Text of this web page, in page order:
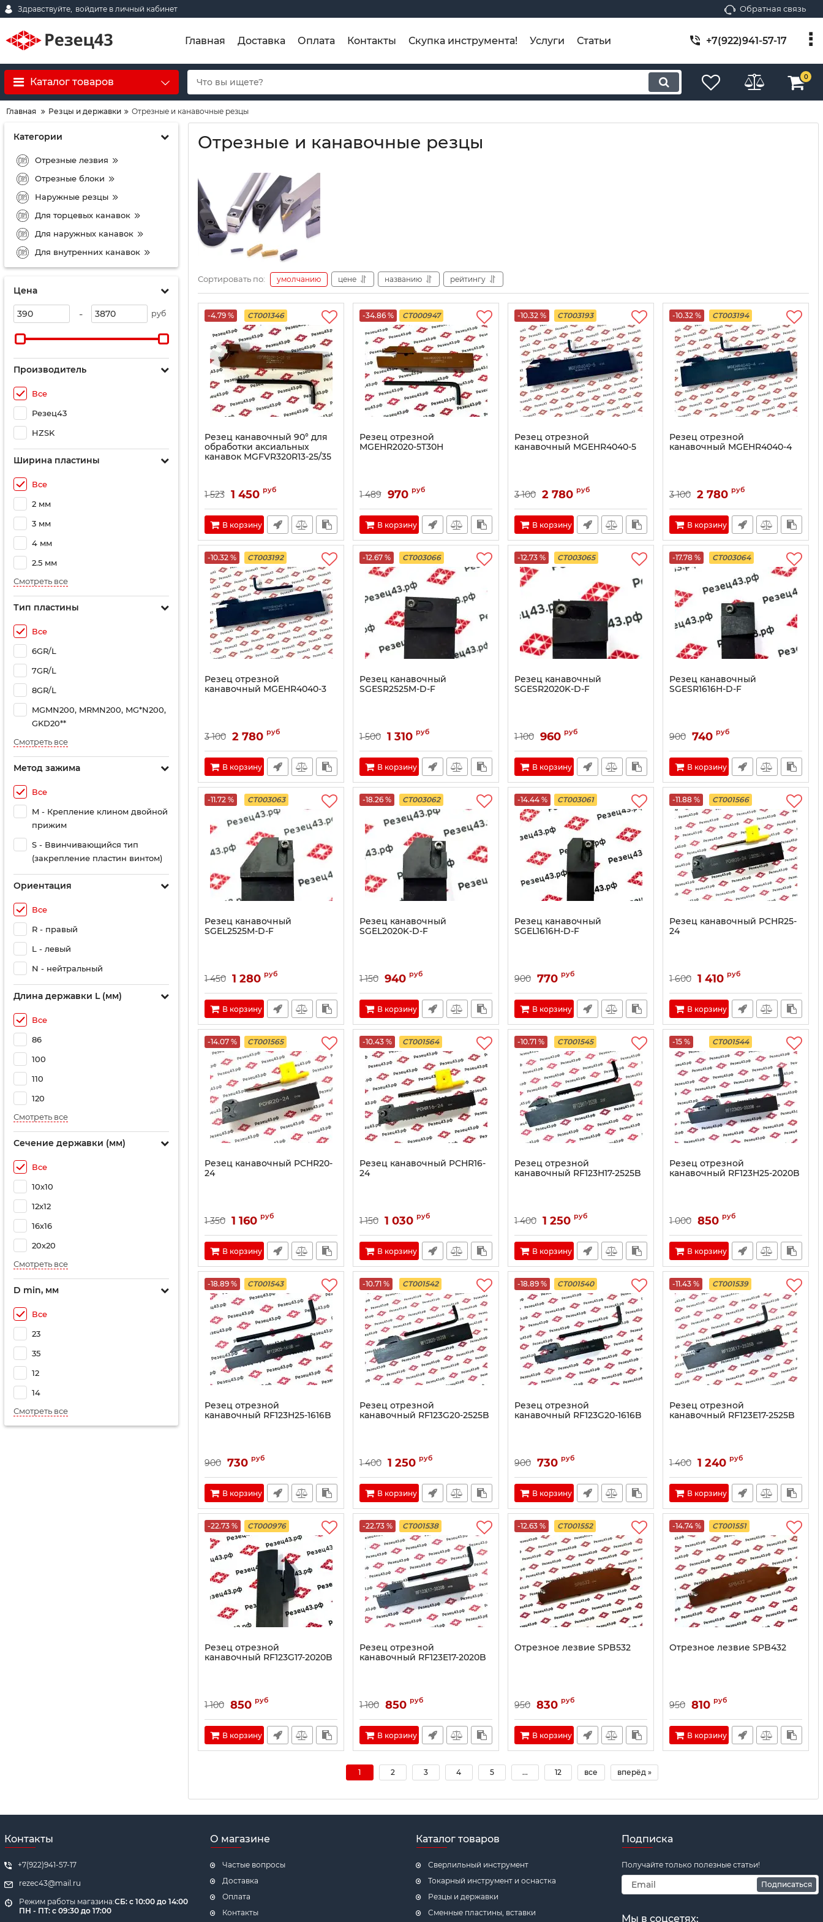
Здравствуйте, войдите в личный кабинет Обратная связь
Главная Доставка Оплата Контакты Скупка инструмента! Услуги Статьи +7(922)941-57-17
Каталог товаров 0
Главная Резцы и державки Отрезные и канавочные резцы
Категории
Отрезные лезвия
Отрезные блоки
Наружные резцы
Для торцевых канавок
Для наружных канавок
Для внутренних канавок
Цена
- руб
Производитель
Все
Резец43
HZSK
Ширина пластины
Все
2 мм
3 мм
4 мм
2.5 мм
Смотреть все
Тип пластины
Все
6GR/L
7GR/L
8GR/L
MGMN200, MRMN200, MG*N200,
GKD20**
Смотреть все
Метод зажима
Все
M - Крепление клином двойной
прижим
S - Ввинчивающийся тип
(закрепление пластин винтом)
Ориентация
Все
R - правый
L - левый
N - нейтральный
Длина державки L (мм)
Все
86
100
110
120
Смотреть все
Сечение державки (мм)
Все
10х10
12х12
16х16
20х20
Смотреть все
D min, мм
Все
23
35
12
14
Смотреть все
Отрезные и канавочные резцы
Сортировать по: умолчанию цене названию рейтингу
-4.79 % CT001346
Резец канавочный 90° для
обработки аксиальных
канавок MGFVR320R13-25/35
1 523 1 450 руб
В корзину
-34.86 % CT000947
Резец отрезной
MGEHR2020-5T30H
1 489 970 руб
В корзину
-10.32 % CT003193
Резец отрезной
канавочный MGEHR4040-5
3 100 2 780 руб
В корзину
-10.32 % CT003194
Резец отрезной
канавочный MGEHR4040-4
3 100 2 780 руб
В корзину
-10.32 % CT003192
Резец отрезной
канавочный MGEHR4040-3
3 100 2 780 руб
В корзину
-12.67 % CT003066
Резец канавочный
SGESR2525M-D-F
1 500 1 310 руб
В корзину
-12.73 % CT003065
Резец канавочный
SGESR2020K-D-F
1 100 960 руб
В корзину
-17.78 % CT003064
Резец канавочный
SGESR1616H-D-F
900 740 руб
В корзину
-11.72 % CT003063
Резец канавочный
SGEL2525M-D-F
1 450 1 280 руб
В корзину
-18.26 % CT003062
Резец канавочный
SGEL2020K-D-F
1 150 940 руб
В корзину
-14.44 % CT003061
Резец канавочный
SGEL1616H-D-F
900 770 руб
В корзину
-11.88 % CT001566
Резец канавочный PCHR25-
24
1 600 1 410 руб
В корзину
-14.07 % CT001565
Резец канавочный PCHR20-
24
1 350 1 160 руб
В корзину
-10.43 % CT001564
Резец канавочный PCHR16-
24
1 150 1 030 руб
В корзину
-10.71 % CT001545
Резец отрезной
канавочный RF123H17-2525B
1 400 1 250 руб
В корзину
-15 % CT001544
Резец отрезной
канавочный RF123H25-2020B
1 000 850 руб
В корзину
-18.89 % CT001543
Резец отрезной
канавочный RF123H25-1616B
900 730 руб
В корзину
-10.71 % CT001542
Резец отрезной
канавочный RF123G20-2525B
1 400 1 250 руб
В корзину
-18.89 % CT001540
Резец отрезной
канавочный RF123G20-1616B
900 730 руб
В корзину
-11.43 % CT001539
Резец отрезной
канавочный RF123E17-2525B
1 400 1 240 руб
В корзину
-22.73 % CT000976
Резец отрезной
канавочный RF123G17-2020B
1 100 850 руб
В корзину
-22.73 % CT001538
Резец отрезной
канавочный RF123E17-2020B
1 100 850 руб
В корзину
-12.63 % CT001552
Отрезное лезвие SPB532
950 830 руб
В корзину
-14.74 % CT001551
Отрезное лезвие SPB432
950 810 руб
В корзину
1 2 3 4 5 ... 12 все вперёд »
Контакты
+7(922)941-57-17
rezec43@mail.ru
Режим работы магазина:
ПН - ПТ: с 09:30 до 17:00
СБ: с 10:00 до 14:00
О магазине
Частые вопросы
Доставка
Оплата
Контакты
Каталог товаров
Сверлильный инструмент
Токарный инструмент и оснастка
Резцы и державки
Cменные пластины, вставки
Подписка
Получайте только полезные статьи!
Подписаться
Мы в соцсетях: